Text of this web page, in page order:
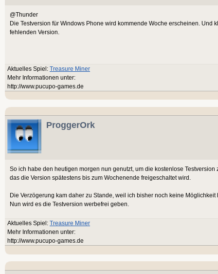
@Thunder
Die Testversion für Windows Phone wird kommende Woche erscheinen. Und
fehlenden Version.
Aktuelles Spiel: Treasure Miner
Mehr Informationen unter:
http://www.pucupo-games.de
ProggerOrk
So ich habe den heutigen morgen nun genutzt, um die kostenlose
das die Version spätestens bis zum Wochenende freigeschaltet wird.
Die Verzögerung kam daher zu Stande, weil ich bisher noch keine
Nun wird es die Testversion werbefrei geben.
Aktuelles Spiel: Treasure Miner
Mehr Informationen unter:
http://www.pucupo-games.de